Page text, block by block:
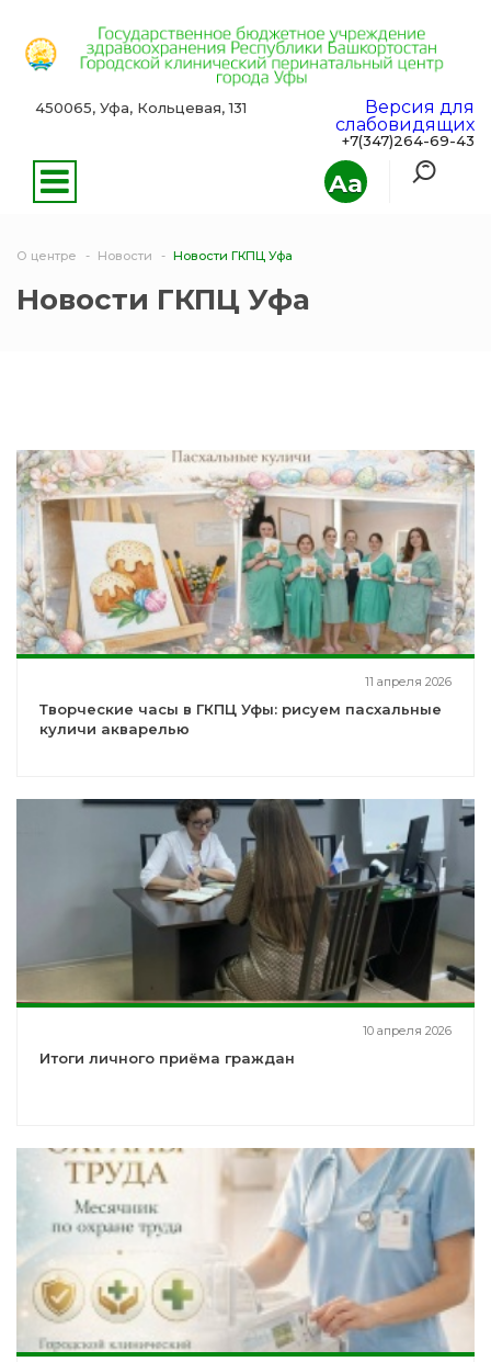
Aa
450065, Уфа, Кольцевая, 131
Версия для
слабовидящих
+7(347)264-69-43
О центре Новости Новости ГКПЦ Уфа
Новости ГКПЦ Уфа
11 апреля 2026
Творческие часы в ГКПЦ Уфы: рисуем пасхальные
куличи акварелью
10 апреля 2026
Итоги личного приёма граждан